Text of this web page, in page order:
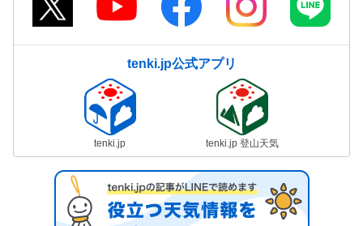
tenki.jp公式アプリ
tenki.jp tenki.jp 登山天気